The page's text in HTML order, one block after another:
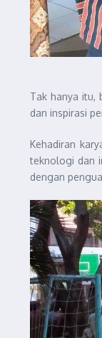
Tak hanya itu,
dan inspirasi
Kehadiran
teknologi dan
dengan